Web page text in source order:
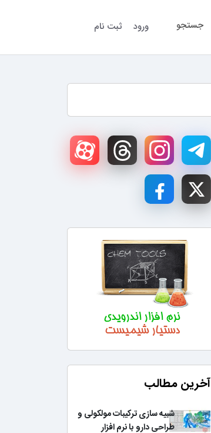
جستجو ورود ثبت نام
آخرین مطالب
شبیه سازی ترکیبات مولکولی و
طراحی دارو با نرم افزار